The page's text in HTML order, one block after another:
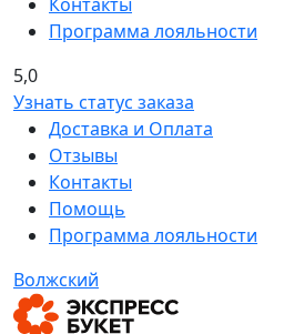
Программа лояльности
5,0
Узнать статус заказа
Доставка и Оплата
Отзывы
Контакты
Помощь
Программа лояльности
Волжский